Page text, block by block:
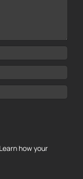
Learn how your